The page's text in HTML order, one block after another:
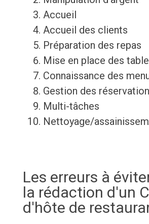
Accueil
Accueil des clients
Préparation des repas
Mise en place des
Connaissance des
Gestion des
Multi-tâches
Nettoyage/
Les erreurs à
la rédaction d'un
d'hôte de